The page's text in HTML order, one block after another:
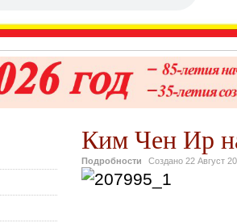
Ким Чен Ир
Подробности Создано 22 Август